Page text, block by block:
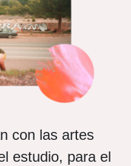
con las artes
estudio, para el